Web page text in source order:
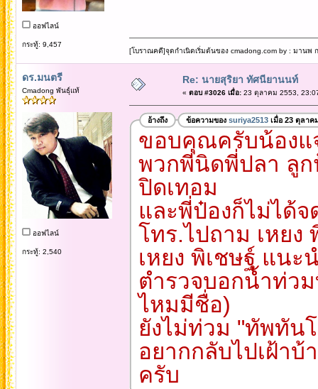
ออฟไลน์
กระทู้: 9,457
[โบราณคดี]จุดกำเนิดเริ่มต้นของ cmadong.com by : มานพ
ดร.มนตรี
Cmadong พันธุ์แท้
ออฟไลน์
กระทู้: 2,540
Re: นายสุริยา ทัศนียานนท์
« ตอบ #3026 เมื่อ:23 ตุลาคม 2553,
อ้างถึง ข้อความของ suriya2513เมื่อ 23 ตุลาค
ขอบคุณครับน้องแ
พวกพี่นิดพี่ปลา ลูก
ปิดเทอม
และพี่ป๋องก็ไม่ได้
โทร.ไปถาม เหยง
เหยง พิเชษฐ์ แน
ตำรวจบอกน้ำท่ว
ไหมมีชื่อ)
ยังไม่ท่วม "ทัพทัน
อยากกลับไปเฝ้าบ้
ครับ